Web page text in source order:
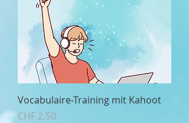
Vocabulaire-Training mit Kahoot
Preis
CHF 2.50